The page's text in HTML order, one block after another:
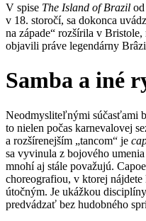
V spise The Island of Brazil
v 18. storočí, sa dokonca
na západe“ rozšírila v
objavili práve legendárny
Samba a iné
Neodmysliteľnými súčasťami
to nielen počas karnevalovej
a rozšírenejším „tancom“ je
sa vyvinula z bojového
mnohí aj stále považujú.
choreografiou, v ktorej
útočným. Je ukážkou
predvádzať bez hudobného